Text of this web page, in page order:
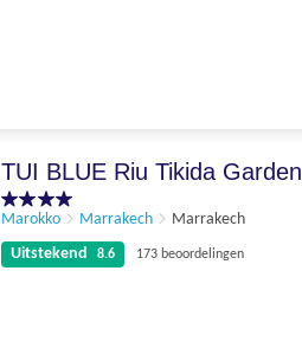
TUI BLUE Riu Tikida Garden
Marokko Marrakech
Marrakech
Uitstekend
8.6 173 beoordelingen